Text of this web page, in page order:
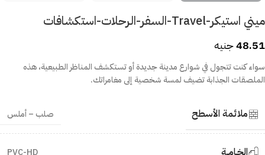
ميني استيكر-Travel-السفر-الرحلات-استكشافات
48.51جنيه
سواء كنت تتجول في شوارع مدينة جديدة أو تستكشف المناظر الطبيعية، هذه
الملصقات الجذابة تضيف لمسة شخصية إلى مغامراتك.
ملائمة الأسطح صلب – أملس
PVC-HD